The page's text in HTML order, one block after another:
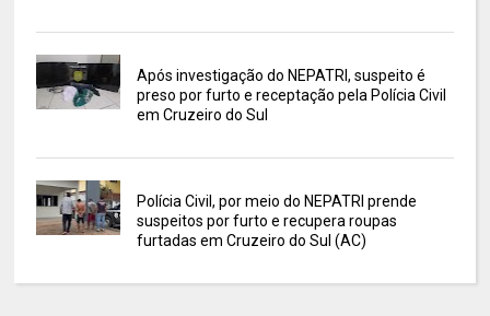
Após investigação do NEPATRI, suspeito é
preso por furto e receptação pela Polícia Civil
em Cruzeiro do Sul
Polícia Civil, por meio do NEPATRI prende
suspeitos por furto e recupera roupas
furtadas em Cruzeiro do Sul (AC)